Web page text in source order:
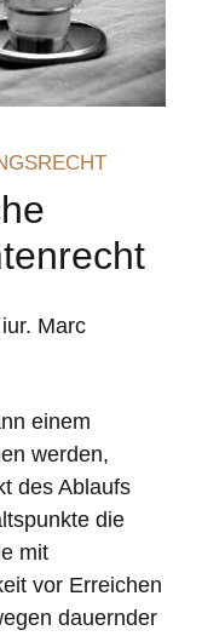
Marc
einem
werden,
des Ablaufs
die
mit
vor Erreichen
dauernder